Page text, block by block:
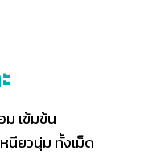
เข้มข้น
นียวนุ่ม ทั้งเม็ด